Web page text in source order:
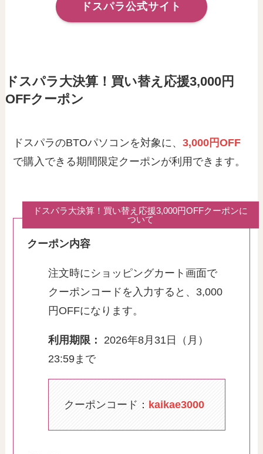
ドスパラ公式サイト
ドスパラ大決算！買い替え応援3,000円
OFFクーポン
ドスパラのBTOパソコンを対象に、3,000円OFF
で購入できる期間限定クーポンが利用できます。
ドスパラ大決算！買い替え応援3,000円OFFクーポンに
ついて
クーポン内容
注文時にショッピングカート画面で
クーポンコードを入力すると、3,000
円OFFになります。
利用期限：
2026年8月31日（月）
23:59まで
クーポンコード： kaikae3000